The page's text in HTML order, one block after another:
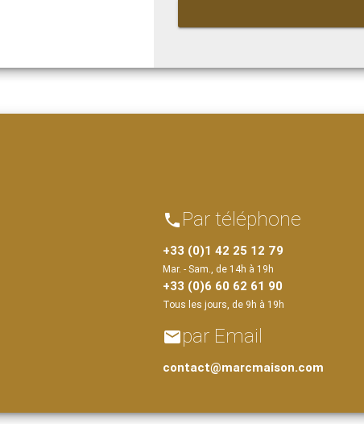
phone Par téléphone
+33 (0)1 42 25 12 79
Mar. - Sam., de 14h à 19h
+33 (0)6 60 62 61 90
Tous les jours, de 9h à 19h
emailpar Email
contact@marcmaison.com